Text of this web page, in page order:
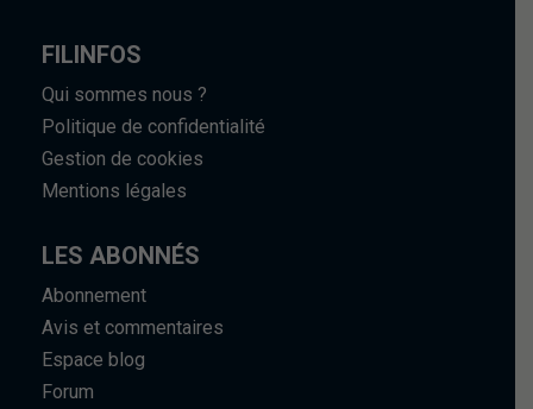
FILINFOS
Qui sommes nous ?
Politique de confidentialité
Gestion de cookies
Mentions légales
LES ABONNÉS
Abonnement
Avis et commentaires
Espace blog
Forum